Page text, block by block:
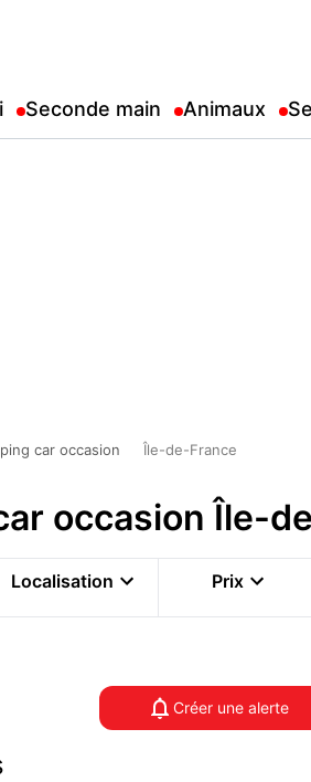
Seconde main Animaux
car occasion Île-de-France
occasion Île-
Localisation Prix
Créer une alerte